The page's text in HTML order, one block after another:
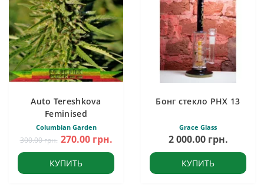
Auto Tereshkova
Feminised
Columbian Garden
300.00 грн. 270.00 грн.
КУПИТЬ
Бонг стекло PHX 13
Grace Glass
2 000.00 грн.
КУПИТЬ